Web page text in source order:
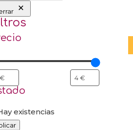
existencias